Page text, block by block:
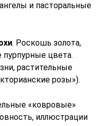
и пасторальные
. Роскошь золота,
цвета.
растительные
розы»).
«ковровые»
иллюстрации